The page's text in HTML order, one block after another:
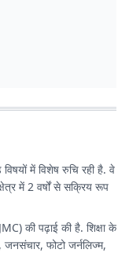
में विशेष रुचि रही है. वे
में 2 वर्षों से सक्रिय रूप
की पढ़ाई की है. शिक्षा के
जनसंचार, फोटो जर्नलिज्म,